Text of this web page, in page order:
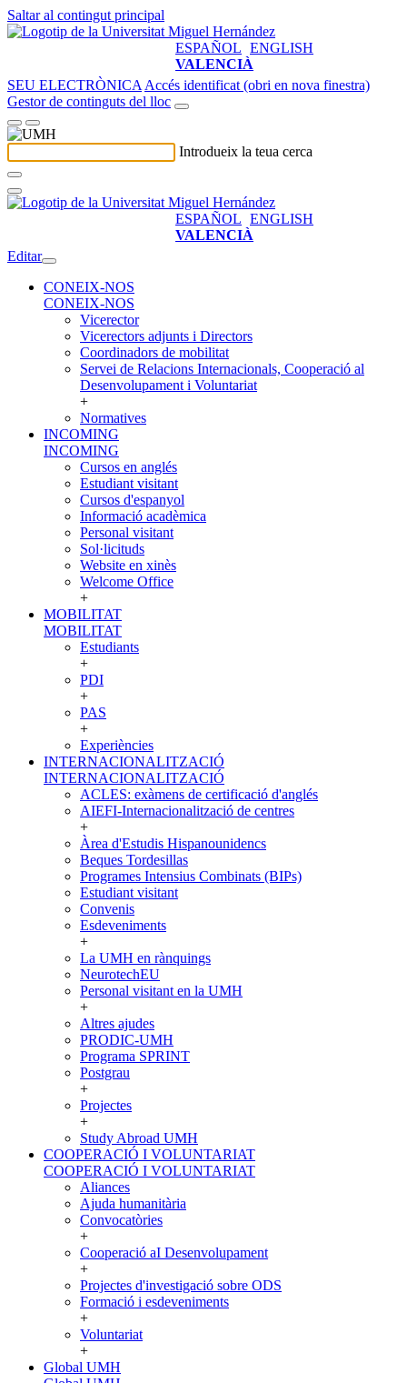
Saltar al contingut principal
ESPAÑOL ENGLISH
VALENCIÀ
SEU ELECTRÒNICA Accés identificat (obri en nova finestra)
Gestor de continguts del lloc
Introdueix la teua cerca
ESPAÑOL ENGLISH
VALENCIÀ
Editar
CONEIX-NOS
CONEIX-NOS
Vicerector
Vicerectors adjunts i Directors
Coordinadors de mobilitat
Servei de Relacions Internacionals, Cooperació al
Desenvolupament i Voluntariat
+
Normatives
INCOMING
INCOMING
Cursos en anglés
Estudiant visitant
Cursos d'espanyol
Informació acadèmica
Personal visitant
Sol·licituds
Website en xinès
Welcome Office
+
MOBILITAT
MOBILITAT
Estudiants
+
PDI
+
PAS
+
Experiències
INTERNACIONALITZACIÓ
INTERNACIONALITZACIÓ
ACLES: exàmens de certificació d'anglés
AIEFI-Internacionalització de centres
+
Àrea d'Estudis Hispanounidencs
Beques Tordesillas
Programes Intensius Combinats (BIPs)
Estudiant visitant
Convenis
Esdeveniments
+
La UMH en rànquings
NeurotechEU
Personal visitant en la UMH
+
Altres ajudes
PRODIC-UMH
Programa SPRINT
Postgrau
+
Projectes
+
Study Abroad UMH
COOPERACIÓ I VOLUNTARIAT
COOPERACIÓ I VOLUNTARIAT
Aliances
Ajuda humanitària
Convocatòries
+
Cooperació aI Desenvolupament
+
Projectes d'investigació sobre ODS
Formació i esdeveniments
+
Voluntariat
+
Global UMH